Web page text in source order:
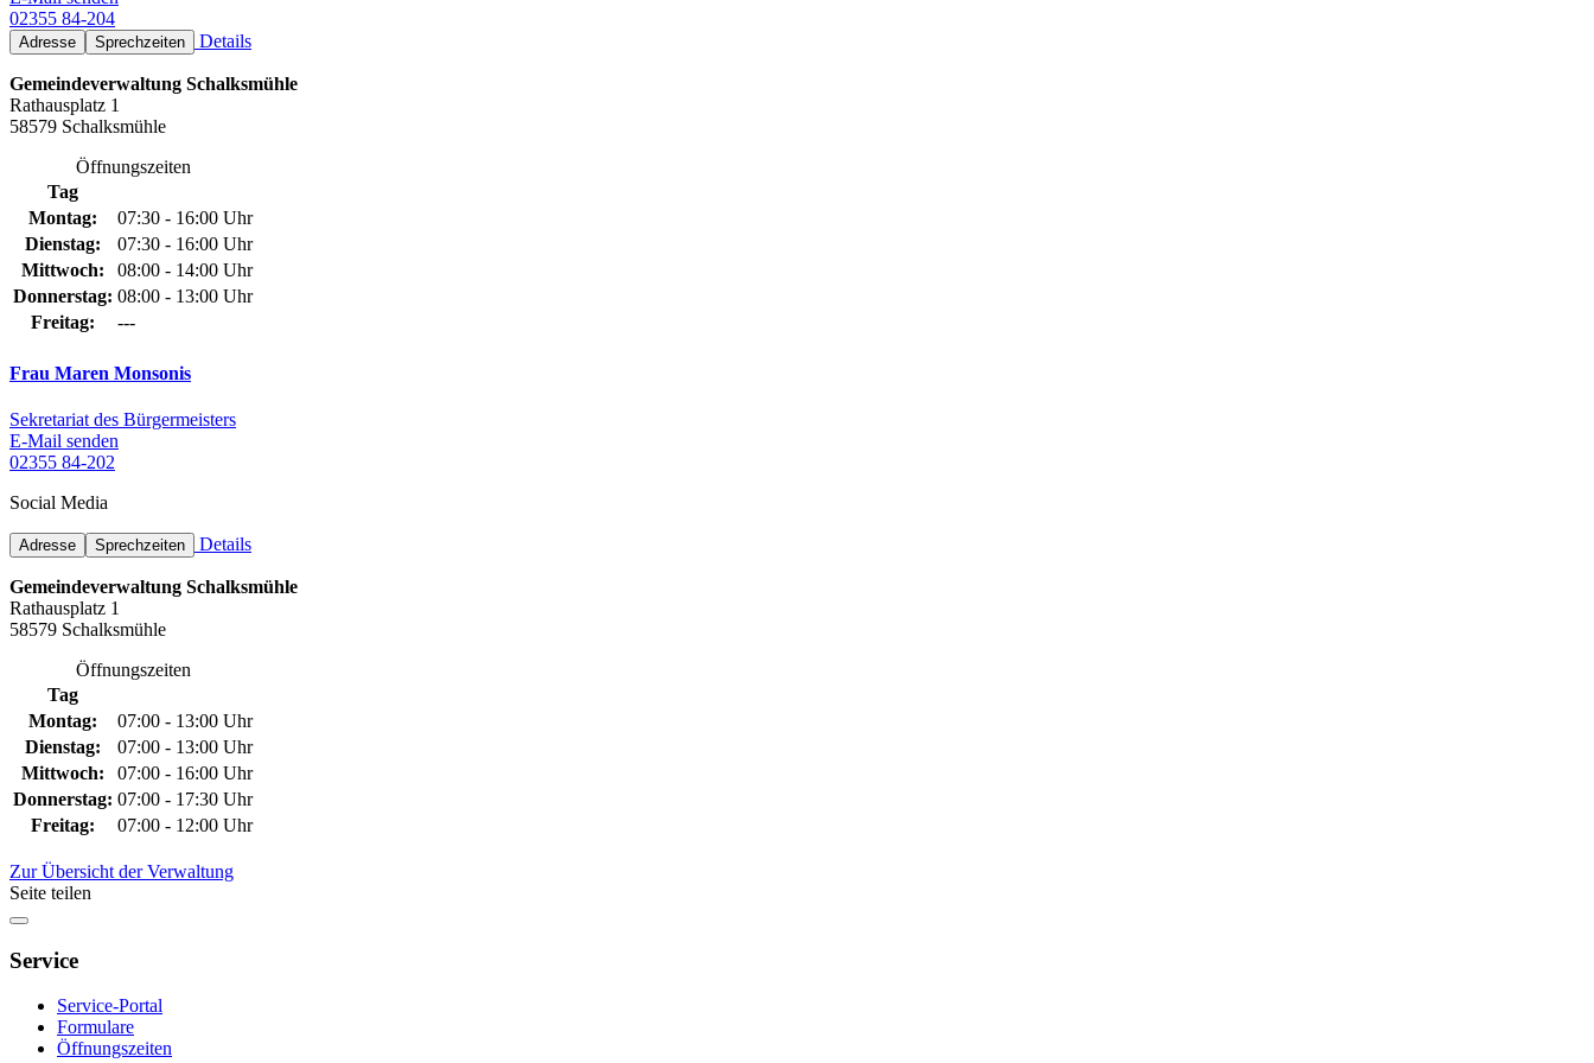
02355 84-204
Adresse Sprechzeiten Details
Gemeindeverwaltung Schalksmühle
Rathausplatz 1
58579 Schalksmühle
Öffnungszeiten
Tag
Montag:
07:30 - 16:00 Uhr
Dienstag:
07:30 - 16:00 Uhr
Mittwoch:
08:00 - 14:00 Uhr
Donnerstag: 08:00 - 13:00 Uhr
Freitag:
---
Frau Maren Monsonis
Sekretariat des Bürgermeisters
E-Mail senden
02355 84-202
Social Media
Adresse Sprechzeiten Details
Gemeindeverwaltung Schalksmühle
Rathausplatz 1
58579 Schalksmühle
Öffnungszeiten
Tag
Montag:
07:00 - 13:00 Uhr
Dienstag:
07:00 - 13:00 Uhr
Mittwoch:
07:00 - 16:00 Uhr
Donnerstag: 07:00 - 17:30 Uhr
Freitag:
07:00 - 12:00 Uhr
Zur Übersicht der Verwaltung
Seite teilen
Service
Service-Portal
Formulare
Öffnungszeiten